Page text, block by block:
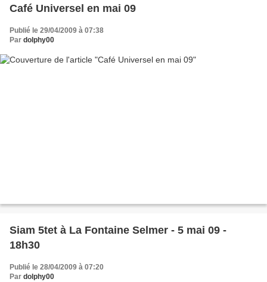
Café Universel en mai 09
Publié le 29/04/2009 à 07:38
Par dolphy00
Siam 5tet à La Fontaine Selmer - 5 mai 09 -
18h30
Publié le 28/04/2009 à 07:20
Par dolphy00